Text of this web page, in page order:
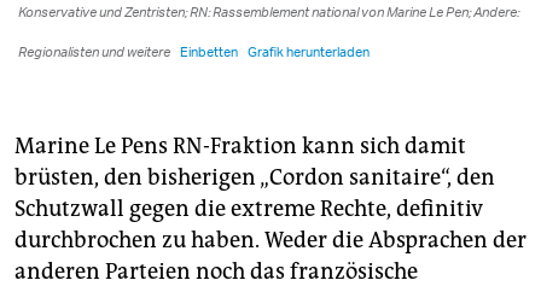
Marine Le Pens RN-Fraktion kann sich damit
brüsten, den bisherigen „Cordon sanitaire“, den
Schutzwall gegen die extreme Rechte, definitiv
durchbrochen zu haben. Weder die Absprachen der
anderen Parteien noch das französische